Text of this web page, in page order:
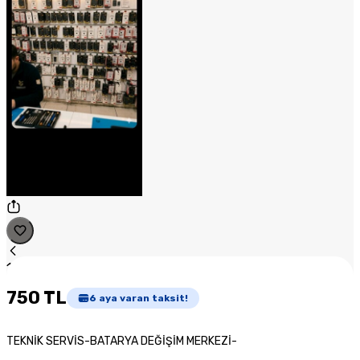
1
750 TL 6 aya varan taksit!
TEKNİK SERVİS-BATARYA DEĞİŞİM MERKEZİ-